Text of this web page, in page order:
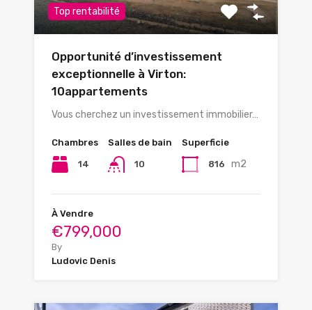
Top rentabilité
Opportunité d’investissement
exceptionnelle à Virton:
10appartements
Vous cherchez un investissement immobilier…
Chambres
14
Salles de bain
10
Superficie
816 m2
À Vendre
€799,000
By
Ludovic Denis